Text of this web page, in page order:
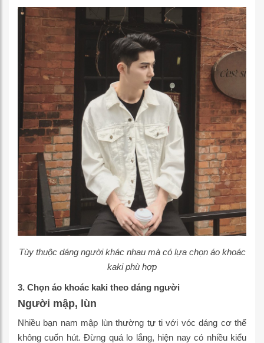
Tùy thuộc dáng người khác nhau mà có lựa chọn áo khoác
kaki phù hợp
3. Chọn áo khoác kaki theo dáng người
Người mập, lùn
Nhiều bạn nam mập lùn thường tự ti với vóc dáng cơ thể
không cuốn hút. Đừng quá lo lắng, hiện nay có nhiều kiểu